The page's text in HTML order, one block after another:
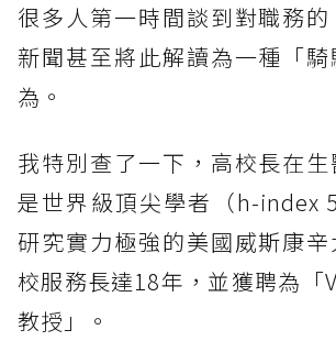
很多人第一時間談到對職務的
新聞甚至將此解讀為一種「
為。
我特別查了一下，高校長在
是世界級頂尖學者（h-index
研究實力極強的美國威斯康
校服務長達18年，並獲聘為「
教授」。